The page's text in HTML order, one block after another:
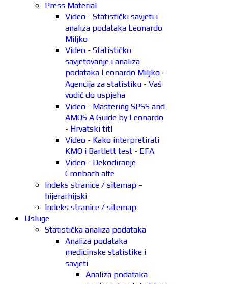
Press Material
Video - Statistički savjeti i
analiza podataka Leonardo
Miljko
Video - Statističko
savjetovanje i analiza
podataka Leonardo Miljko -
Agencija za statistiku - Vaš
vodič do uspjeha
Video - Mastering SPSS and
AMOS A Guide by Leonardo
- Hrvatski titl
Video - Kako interpretirati
KMO i Bartlett test - EFA
Video - Dekodiranje
Cronbach alfe
Indeks stranice / sitemap –
hijerarhijski
Indeks stranice / sitemap
Usluge
Statistička analiza podataka
Analiza podataka
medicinske statistike i
savjeti
Analiza podataka